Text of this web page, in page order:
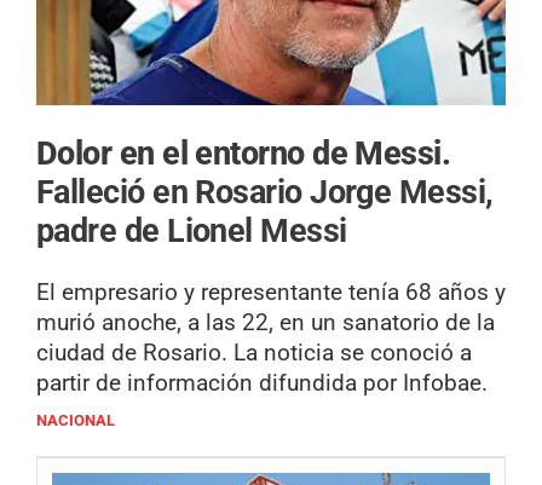
Dolor en el entorno de Messi.
Falleció en Rosario Jorge Messi,
padre de Lionel Messi
El empresario y representante tenía 68 años y
murió anoche, a las 22, en un sanatorio de la
ciudad de Rosario. La noticia se conoció a
partir de información difundida por Infobae.
NACIONAL